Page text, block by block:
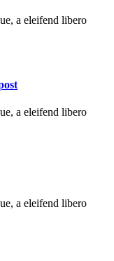
a eleifend libero
a eleifend libero
a eleifend libero